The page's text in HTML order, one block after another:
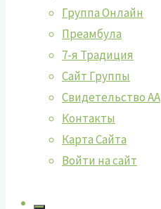
Группа Онлайн
Преамбула
7-я Традиция
Сайт Группы
Свидетельство АА
Контакты
Карта Сайта
Войти на сайт